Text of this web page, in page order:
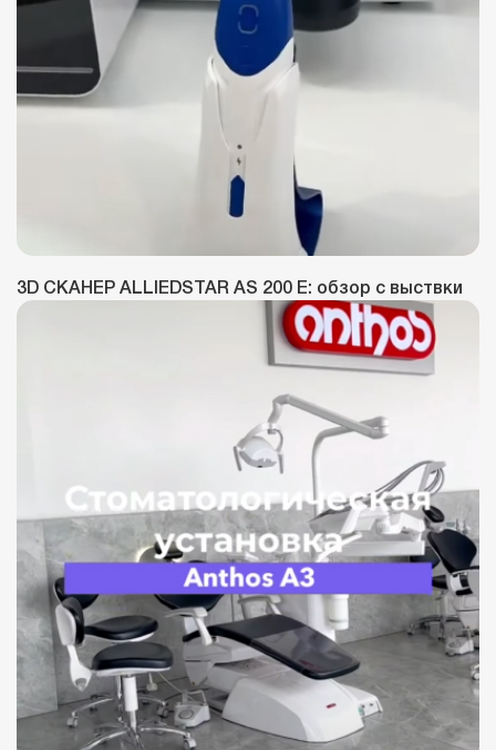
3D СКАНЕР ALLIEDSTAR AS 200 E: обзор с выствки